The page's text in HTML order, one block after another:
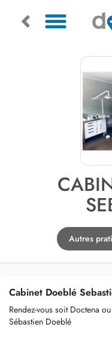
Autres
Cabinet Doeblé
Rendez-vous soit Doctena
Sébastien Doeblé